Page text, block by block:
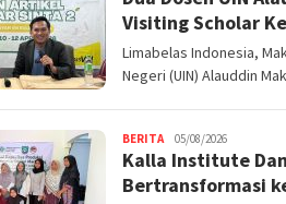
Visiting Scholar
Limabelas Indonesia,
Negeri (UIN) Alauddin
BERITAadmin
05/08/2026
Kalla Institute
Bertransformasi